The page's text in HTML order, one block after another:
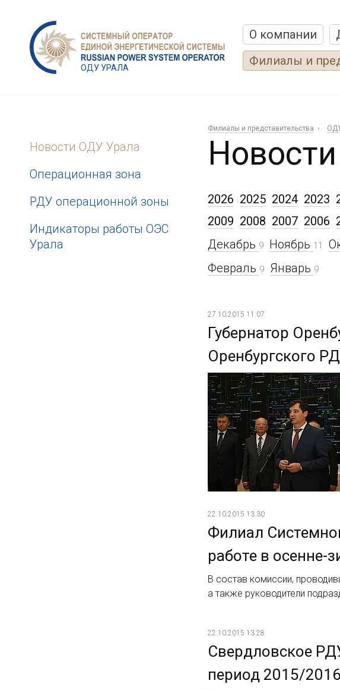
ОДУ УРАЛА
О компании
Филиалы и
Новости ОДУ Урала
Операционная зона
РДУ операционной зоны
Индикаторы работы ОЭС
Урала
Филиалы и представительства
2026 2025 2024 2023
Декабрь 9 Ноябрь 11
Февраль 9 Январь 9
2009 2008 2007 2006
27.10.2015 11:07
Губернатор
Оренбургского
22.10.2015 13:30
Филиал
работе в осенне-
В состав комиссии,
а также руководители
22.10.2015 13:28
Свердловское
период 2015/